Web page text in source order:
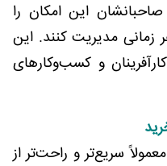
این امکان را
زمانی مدیریت کنند. این
و کسب‌وکارهای
سریع‌تر و راحت‌تر از